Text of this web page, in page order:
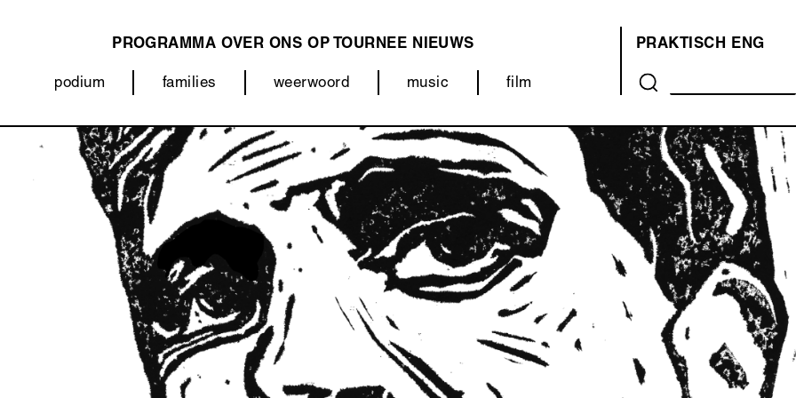
Categorieën
(menu)
podium families weerwoord music film
NAVIGATION
PROGRAMMA OVER ONS OP TOURNEE NIEUWS
OVER
ONS
(MENU)
PRAKTISCH ENG